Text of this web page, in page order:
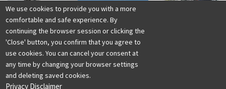
We use cookies to provide you with a more
comfortable and safe experience. By
continuing the browser session or clicking the
'Close' button, you confirm that you agree to
use cookies. You can cancel your consent at
any time by changing your browser settings
and deleting saved cookies.
Privacy Disclaimer